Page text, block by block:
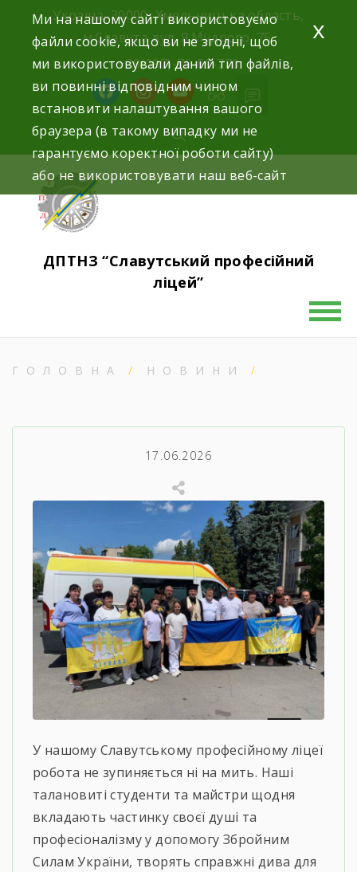
Україна, 30000, Хмельницька область,
м.Славута вул. Я.Мудрого, 75.
+38(097)-76-89-770
ДПТНЗ “Славутський професійний
ліцей”
ГОЛОВНА НОВИНИ
17.06.2026
У нашому Славутському професійному ліцеї
робота не зупиняється ні на мить. Наші
талановиті студенти та майстри щодня
вкладають частинку своєї душі та
професіоналізму у допомогу Збройним
Силам України​, творять справжні дива для
Ми на нашому сайті використовуємо
файли cookie, якщо ви не згодні, щоб
ми використовували даний тип файлів,
ви повинні відповідним чином
встановити налаштування вашого
браузера (в такому випадку ми не
гарантуємо коректної роботи сайту)
або не використовувати наш веб-сайт
x